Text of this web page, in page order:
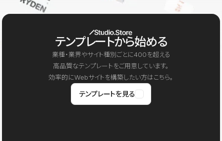
テンプレートから始める
業種・業界やサイト種別ごとに400を超える
高品質なテンプレートをご用意しています。
効率的にWebサイトを構築したい方はこちら。
テンプレートを見る